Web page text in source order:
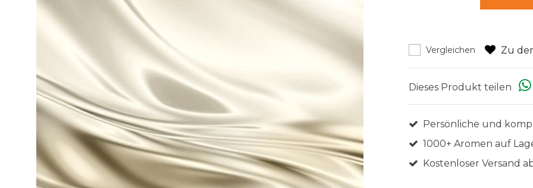
Vergleichen Zu
Dieses Produkt teilen
Persönliche und
1000+ Aromen auf
Kostenloser Versand